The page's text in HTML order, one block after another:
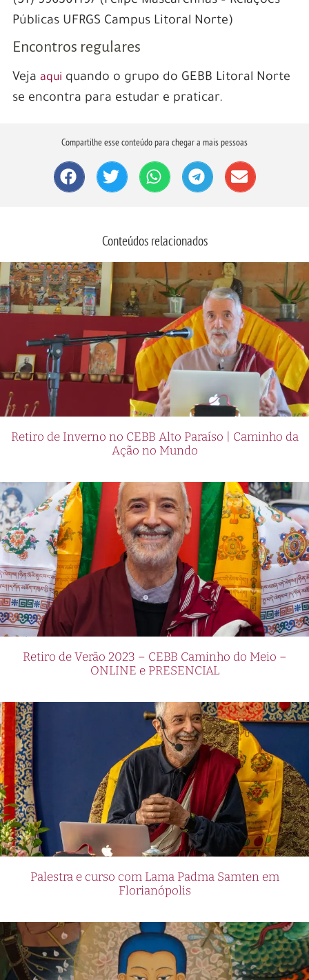
Públicas UFRGS Campus Litoral Norte)
Encontros regulares
Veja aqui quando o grupo do GEBB Litoral Norte
se encontra para estudar e praticar.
Compartilhe esse conteúdo para chegar a mais pessoas
Conteúdos relacionados
Retiro de Inverno no CEBB Alto Paraíso | Caminho da
Ação no Mundo
Retiro de Verão 2023 – CEBB Caminho do Meio –
ONLINE e PRESENCIAL
Palestra e curso com Lama Padma Samten em
Florianópolis